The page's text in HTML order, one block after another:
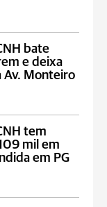
bate
e deixa
Av. Monteiro
tem
mil em
em PG